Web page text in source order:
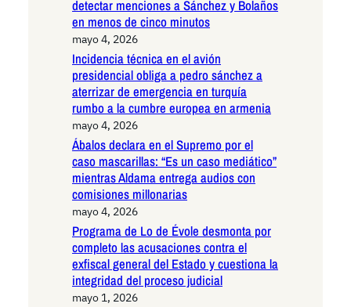
detectar menciones a Sánchez y Bolaños
en menos de cinco minutos
mayo 4, 2026
Incidencia técnica en el avión
presidencial obliga a pedro sánchez a
aterrizar de emergencia en turquía
rumbo a la cumbre europea en armenia
mayo 4, 2026
Ábalos declara en el Supremo por el
caso mascarillas: “Es un caso mediático”
mientras Aldama entrega audios con
comisiones millonarias
mayo 4, 2026
Programa de Lo de Évole desmonta por
completo las acusaciones contra el
exfiscal general del Estado y cuestiona la
integridad del proceso judicial
mayo 1, 2026